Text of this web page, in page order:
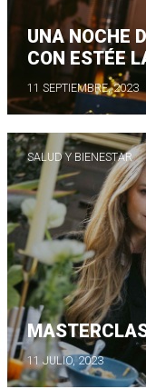
UNA NOCHE
CON ESTÉE
11 SEPTIEMBRE, 2023
SALUD Y BIENESTAR
11 JULIO, 2023